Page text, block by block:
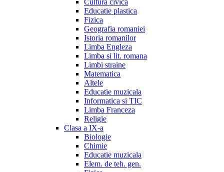
Cultura civica
Educatie plastica
Fizica
Geografia romaniei
Istoria romanilor
Limba Engleza
Limba si lit. romana
Limbi straine
Matematica
Altele
Educatie muzicala
Informatica si TIC
Limba Franceza
Religie
Clasa a IX-a
Biologie
Chimie
Educatie muzicala
Elem. de teh. gen.